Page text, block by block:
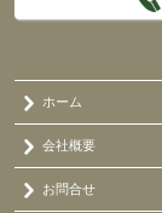
ホーム
会社概要
お問合せ